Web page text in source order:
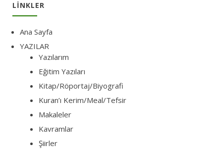
LINKLER
Ana Sayfa
YAZILAR
Yazılarım
Eğitim Yazıları
Kitap/Röportaj/Biyografi
Kuran’ı Kerim/Meal/Tefsir
Makaleler
Kavramlar
Şiirler